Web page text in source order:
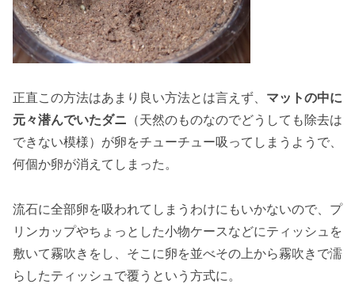
正直この方法はあまり良い方法とは言えず、 マットの中に
元々潜んでいたダニ （天然のものなのでどうしても除去は
できない模様）が卵をチューチュー吸ってしまうようで、
何個か卵が消えてしまった。
流石に全部卵を吸われてしまうわけにもいかないので、プ
リンカップやちょっとした小物ケースなどにティッシュを
敷いて霧吹きをし、そこに卵を並べその上から霧吹きで濡
らしたティッシュで覆うという方式に。